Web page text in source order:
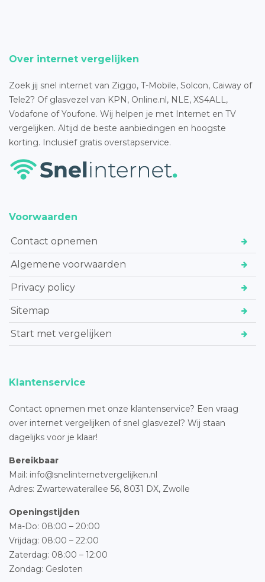
Over internet vergelijken
Zoek jij snel internet van Ziggo, T-Mobile, Solcon, Caiway of
Tele2? Of glasvezel van KPN, Online.nl, NLE, XS4ALL,
Vodafone of Youfone. Wij helpen je met Internet en TV
vergelijken. Altijd de beste aanbiedingen en hoogste
korting. Inclusief gratis overstapservice.
Voorwaarden
Contact opnemen
Algemene voorwaarden
Privacy policy
Sitemap
Start met vergelijken
Klantenservice
Contact opnemen met onze klantenservice? Een vraag
over internet vergelijken of snel glasvezel? Wij staan
dagelijks voor je klaar!
Bereikbaar
Mail: info@snelinternetvergelijken.nl
Adres: Zwartewaterallee 56, 8031 DX, Zwolle
Openingstijden
Ma-Do: 08:00 – 20:00
Vrijdag: 08:00 – 22:00
Zaterdag: 08:00 – 12:00
Zondag: Gesloten